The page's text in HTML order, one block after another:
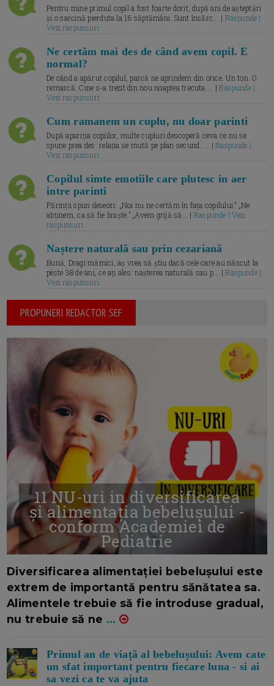
Pentru mine primul copil a fost foarte dorit, după ani de așteptări
și o sarcină pierduta la 16 săptămâni. Sunt însărc... | Raspunde |
Vezi raspunsuri
Ne certăm mai des de când avem copil. E
normal?
De când a apărut copilul, parcă ne aprindem din orice. Un ton. O
remarcă. Cine s-a trezit din nou noaptea trecuta.... |Raspunde |
Vezi raspunsuri
Cum ramanem un cuplu, nu doar parinti
După apariția copiilor, multe cupluri descoperă ceva ce nu se
spune prea des: relația se mută pe plan secund. ... |Raspunde |
Vezi raspunsuri
Copilul simte emotiile care plutesc in aer
intre parinti
Părinții spun deseori: „Noi nu ne certăm în fața copilului.” „Ne
abținem, ca să fie liniște.” „Avem grijă să... | Raspunde | Vezi
raspunsuri
Naștere naturală sau prin cezariană
Bună, Dragi mămici, aș vrea să știu dacă cele care au născut la
peste 38 de ani, ce ați ales: nașterea naturală sau p... |Raspunde |
Vezi raspunsuri
PROPUNERI REDACTOR SEF
11 NU-uri in diversificarea
și alimentația bebelușului -
conform Academiei de
Pediatrie
Diversificarea alimentației bebelușului este
extrem de importantă pentru sănătatea sa.
Alimentele trebuie să fie introduse gradual,
nu trebuie să ne ...
Primul an de viață al bebelușului: Avem cate
un sfat important pentru fiecare luna - si ai
sa vezi ca te va ajuta